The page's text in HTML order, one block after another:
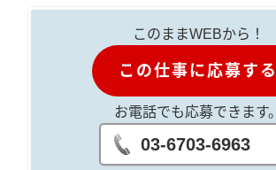
このままWEBから！
この仕事に応募する
お電話でも応募できます。
03-6703-6963